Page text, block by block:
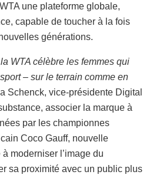
une plateforme globale,
capable de toucher à la fois
générations.
WTA célèbre les femmes qui
– sur le terrain comme en
Schenck, vice-présidente Digital
associer la marque à
par les championnes
Coco Gauff, nouvelle
moderniser l’image du
sa proximité avec un public plus